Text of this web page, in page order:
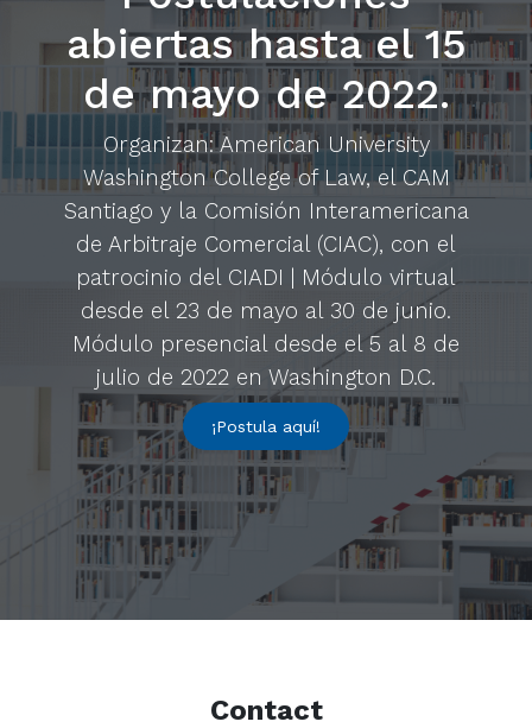
abiertas hasta el 15
de mayo de 2022.
Organizan: American University
Washington College of Law, el CAM
Santiago y la Comisión Interamericana
de Arbitraje Comercial (CIAC), con el
patrocinio del CIADI | Módulo virtual
desde el 23 de mayo al 30 de junio.
Módulo presencial desde el 5 al 8 de
julio de 2022 en Washington D.C.
¡Postula aquí!
Contact